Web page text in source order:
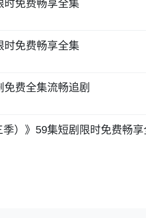
时免费畅享全集
时免费畅享全集
免费全集流畅追剧
）》59集短剧限时免费畅